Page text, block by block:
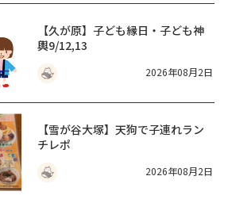
【久が原】子ども縁日・子ども神
輿9/12,13
2026年08月2日
【雪が谷大塚】天狗で子連れラン
チレポ
2026年08月2日